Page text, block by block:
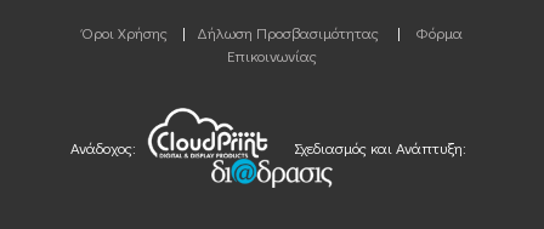
Όροι Χρήσης
| Δήλωση Προσβασιμότητας |
Φόρμα
Επικοινωνίας
Ανάδοχος: Σχεδιασμός και Ανάπτυξη: